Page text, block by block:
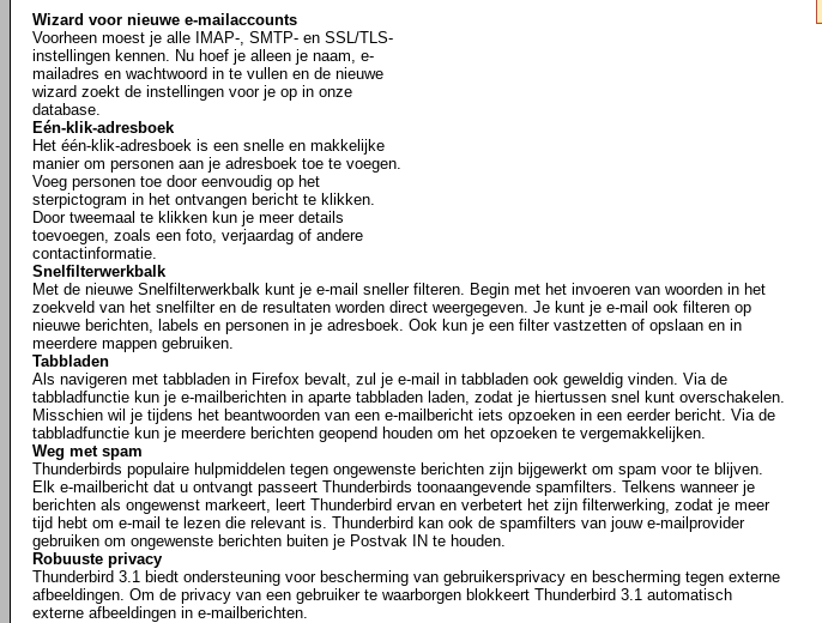
Wizard voor nieuwe e-mailaccounts
Voorheen moest je alle IMAP-, SMTP- en SSL/TLS-
instellingen kennen. Nu hoef je alleen je naam, e-
mailadres en wachtwoord in te vullen en de nieuwe
wizard zoekt de instellingen voor je op in onze
database.
Eén-klik-adresboek
Het één-klik-adresboek is een snelle en makkelijke
manier om personen aan je adresboek toe te voegen.
Voeg personen toe door eenvoudig op het
sterpictogram in het ontvangen bericht te klikken.
Door tweemaal te klikken kun je meer details
toevoegen, zoals een foto, verjaardag of andere
contactinformatie.
Snelfilterwerkbalk
Met de nieuwe Snelfilterwerkbalk kunt je e-mail sneller filteren. Begin met het invoeren van woorden in het
zoekveld van het snelfilter en de resultaten worden direct weergegeven. Je kunt je e-mail ook filteren op
nieuwe berichten, labels en personen in je adresboek. Ook kun je een filter vastzetten of opslaan en in
meerdere mappen gebruiken.
Tabbladen
Als navigeren met tabbladen in Firefox bevalt, zul je e-mail in tabbladen ook geweldig vinden. Via de
tabbladfunctie kun je e-mailberichten in aparte tabbladen laden, zodat je hiertussen snel kunt overschakelen.
Misschien wil je tijdens het beantwoorden van een e-mailbericht iets opzoeken in een eerder bericht. Via de
tabbladfunctie kun je meerdere berichten geopend houden om het opzoeken te vergemakkelijken.
Weg met spam
Thunderbirds populaire hulpmiddelen tegen ongewenste berichten zijn bijgewerkt om spam voor te blijven.
Elk e-mailbericht dat u ontvangt passeert Thunderbirds toonaangevende spamfilters. Telkens wanneer je
berichten als ongewenst markeert, leert Thunderbird ervan en verbetert het zijn filterwerking, zodat je meer
tijd hebt om e-mail te lezen die relevant is. Thunderbird kan ook de spamfilters van jouw e-mailprovider
gebruiken om ongewenste berichten buiten je Postvak IN te houden.
Robuuste privacy
Thunderbird 3.1 biedt ondersteuning voor bescherming van gebruikersprivacy en bescherming tegen externe
afbeeldingen. Om de privacy van een gebruiker te waarborgen blokkeert Thunderbird 3.1 automatisch
externe afbeeldingen in e-mailberichten.